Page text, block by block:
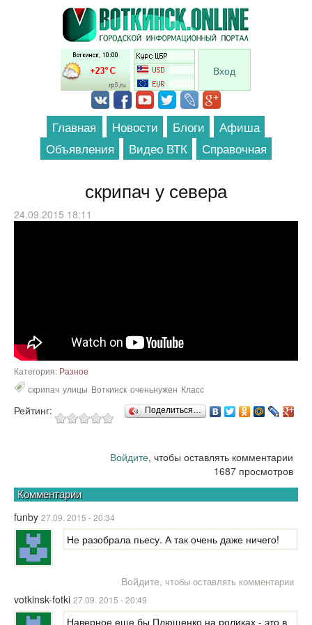
Перейти к основному содержанию
Вход
Главная Новости Блоги
Афиша
Объявления
Видео ВТК Справочная
скрипач у севера
24.09.2015 18:11
Категория: Разное
скрипач улицы Воткинск оченьнужен Класс
Рейтинг: Поделиться…
Войдите, чтобы оставлять комментарии
1687 просмотров
Комментарии
funby 27.09. 2015 - 20:34
Не разобрала пьесу. А так очень даже ничего!
Войдите, чтобы оставлять комментарии
votkinsk-fotki 27.09. 2015 - 20:49
Наверное еще бы Плющенко на роликах - это в